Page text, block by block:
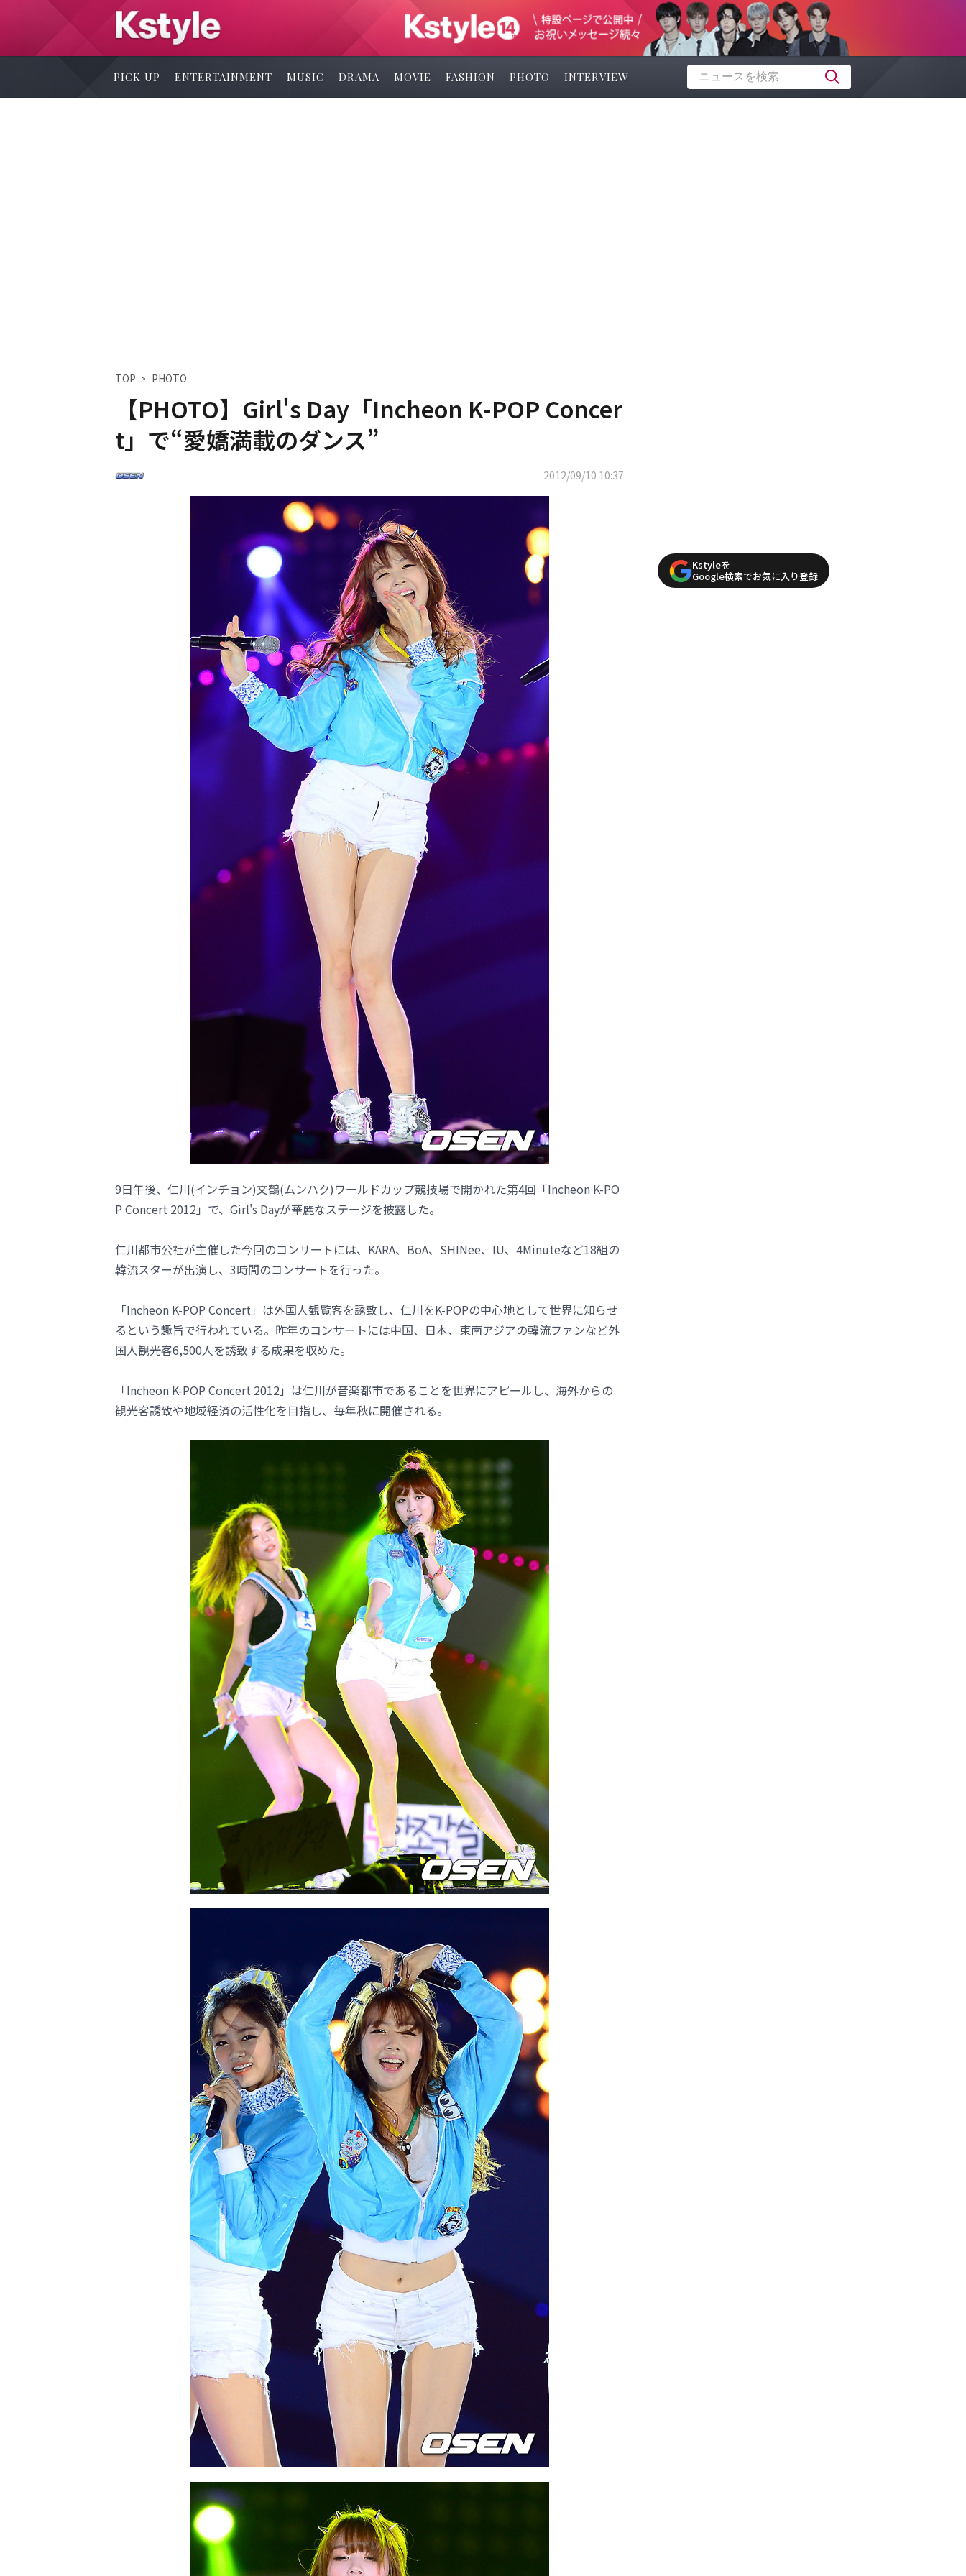
PICK UP ENTERTAINMENT MUSIC DRAMA MOVIE FASHION PHOTO INTERVIEW
TOP PHOTO
【PHOTO】Girl's Day「Incheon K-POP Concer
t」で“愛嬌満載のダンス”
2012/09/10 10:37
9日午後、仁川(インチョン)文鶴(ムンハク)ワールドカップ競技場で開かれた第4回「Incheon K-PO
P Concert 2012」で、Girl's Dayが華麗なステージを披露した。
仁川都市公社が主催した今回のコンサートには、KARA、BoA、SHINee、IU、4Minuteなど18組の
韓流スターが出演し、3時間のコンサートを行った。
「Incheon K-POP Concert」は外国人観覧客を誘致し、仁川をK-POPの中心地として世界に知らせ
るという趣旨で行われている。昨年のコンサートには中国、日本、東南アジアの韓流ファンなど外
国人観光客6,500人を誘致する成果を収めた。
「Incheon K-POP Concert 2012」は仁川が音楽都市であることを世界にアピールし、海外からの
観光客誘致や地域経済の活性化を目指し、毎年秋に開催される。
Kstyleを
Google検索でお気に入り登録